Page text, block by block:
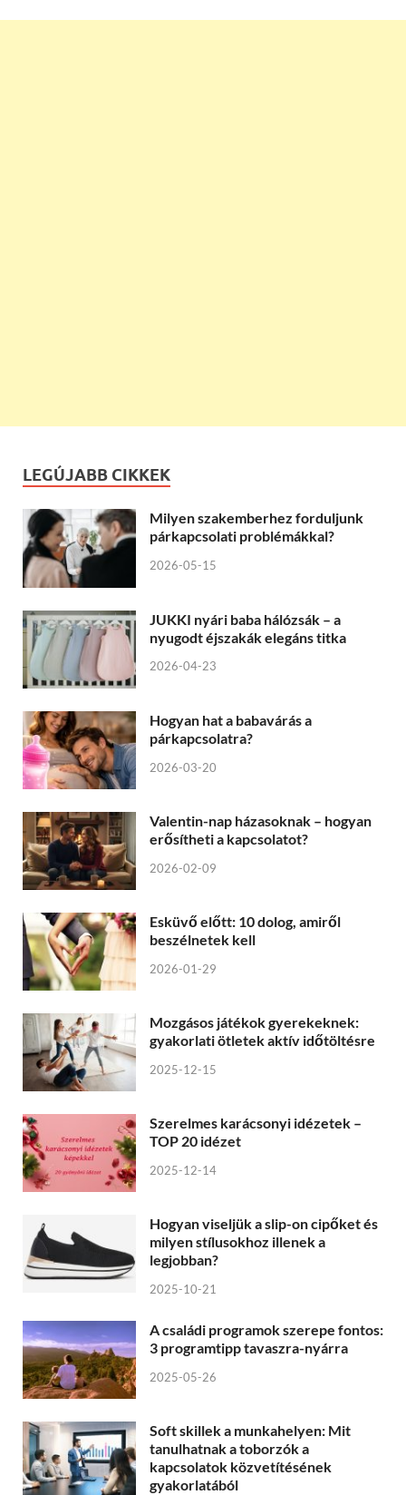
LEGÚJABB CIKKEK
Milyen szakemberhez forduljunk
párkapcsolati problémákkal?
2026-05-15
JUKKI nyári baba hálózsák – a
nyugodt éjszakák elegáns titka
2026-04-23
Hogyan hat a babavárás a
párkapcsolatra?
2026-03-20
Valentin-nap házasoknak – hogyan
erősítheti a kapcsolatot?
2026-02-09
Esküvő előtt: 10 dolog, amiről
beszélnetek kell
2026-01-29
Mozgásos játékok gyerekeknek:
gyakorlati ötletek aktív időtöltésre
2025-12-15
Szerelmes karácsonyi idézetek –
TOP 20 idézet
2025-12-14
Hogyan viseljük a slip-on cipőket és
milyen stílusokhoz illenek a
legjobban?
2025-10-21
A családi programok szerepe fontos:
3 programtipp tavaszra-nyárra
2025-05-26
Soft skillek a munkahelyen: Mit
tanulhatnak a toborzók a
kapcsolatok közvetítésének
gyakorlatából